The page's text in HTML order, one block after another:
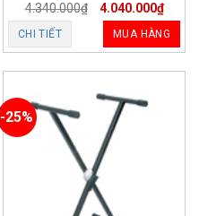
4.340.000₫ 4.040.000₫
CHI TIẾT MUA HÀNG
-25%